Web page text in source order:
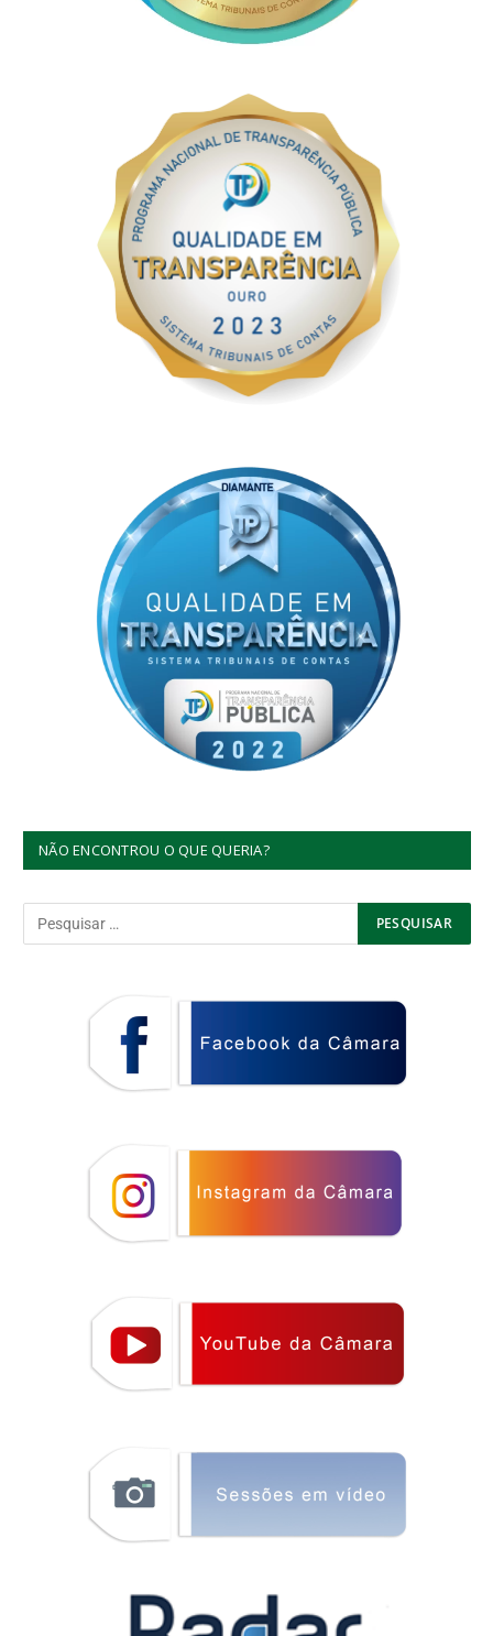
NÃO ENCONTROU O QUE QUERIA?